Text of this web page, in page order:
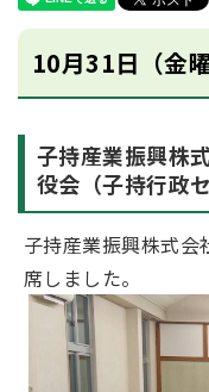
10月31日（金曜
子持産業振興株
役会（子持行政
子持産業振興株式
席しました。